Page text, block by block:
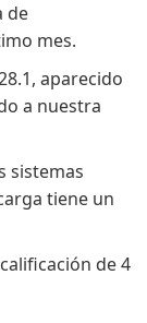
de
mes.
aparecido
a nuestra
sistemas
tiene un
de 4